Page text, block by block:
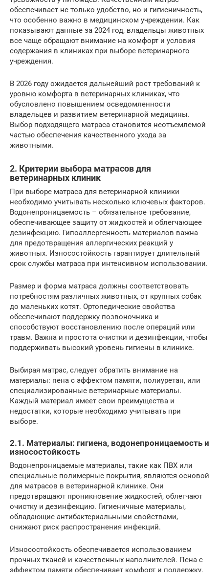
обеспечивает не только удобство, но и гигиеничность,
что особенно важно в медицинском учреждении. Как
показывают данные за 2024 год, владельцы животных
все чаще обращают внимание на комфорт и условия
содержания в клиниках при выборе ветеринарного
учреждения.
В 2026 году ожидается дальнейший рост требований к
уровню комфорта в ветеринарных клиниках, что
обусловлено повышением осведомленности
владельцев и развитием ветеринарной медицины.
Выбор подходящего матраса становится неотъемлемой
частью обеспечения качественного ухода за
животными.
2. Критерии выбора матрасов для
ветеринарных клиник
При выборе матраса для ветеринарной клиники
необходимо учитывать несколько ключевых факторов.
Водонепроницаемость – обязательное требование,
обеспечивающее защиту от жидкостей и облегчающее
дезинфекцию. Гипоаллергенность материалов важна
для предотвращения аллергических реакций у
животных. Износостойкость гарантирует длительный
срок службы матраса при интенсивном использовании.
Размер и форма матраса должны соответствовать
потребностям различных животных, от крупных собак
до маленьких котят. Ортопедические свойства
обеспечивают поддержку позвоночника и
способствуют восстановлению после операций или
травм. Важна и простота очистки и дезинфекции, чтобы
поддерживать высокий уровень гигиены в клинике.
Выбирая матрас, следует обратить внимание на
материалы: пена с эффектом памяти, полиуретан, или
специализированные ветеринарные материалы.
Каждый материал имеет свои преимущества и
недостатки, которые необходимо учитывать при
выборе.
2.1. Материалы: гигиена, водонепроницаемость и
износостойкость
Водонепроницаемые материалы, такие как ПВХ или
специальные полимерные покрытия, являются основой
для матрасов в ветеринарной клинике. Они
предотвращают проникновение жидкостей, облегчают
очистку и дезинфекцию. Гигиеничные материалы,
обладающие антибактериальными свойствами,
снижают риск распространения инфекций.
Износостойкость обеспечивается использованием
прочных тканей и качественных наполнителей. Пена с
эффектом памяти обеспечивает комфорт и поддержку,